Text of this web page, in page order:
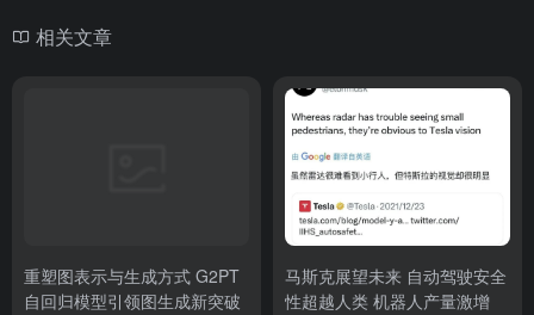
相关文章
重塑图表示与生成方式 G2PT
自回归模型引领图生成新突破
马斯克展望未来 自动驾驶安全
性超越人类 机器人产量激增